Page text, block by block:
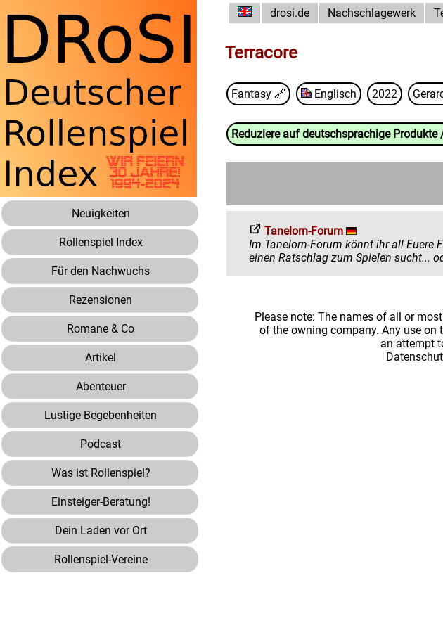
Neuigkeiten
Rollenspiel Index
Für den Nachwuchs
Rezensionen
Romane & Co
Artikel
Abenteuer
Lustige Begebenheiten
Podcast
Was ist Rollenspiel?
Einsteiger-Beratung!
Dein Laden vor Ort
Rollenspiel-Vereine
drosi.de Nachschlagewerk
Terracore
Fantasy 🔗 Englisch 2022
Reduziere auf deutschsprachige
Tanelorn-Forum
Im Tanelorn-Forum könnt ihr all Euere Fragen einem
Please note: The names of all or
of the owning company. Any use on
an attempt